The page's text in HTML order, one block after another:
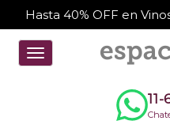
Hasta 40% OFF en
Toggle
navigation